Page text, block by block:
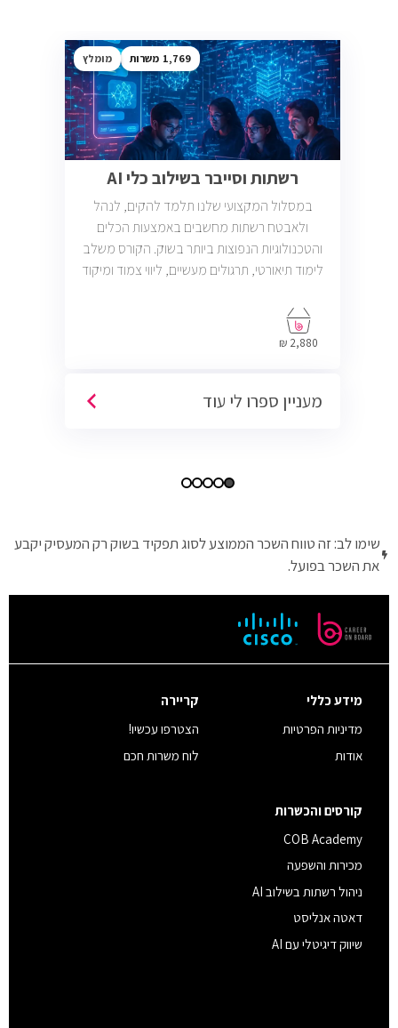
1,769 מומלץ
רשתות וסייבר בשילוב כלי AI
במסלול המקצועי שלנו תלמד להקים, לנהל
ולאבטח רשתות מחשבים באמצעות הכלים
והטכנולוגיות הנפוצות ביותר בשוק. הקורס משלב
לימוד תיאורטי, תרגולים מעשיים, ליווי צמוד ומיקוד
2,880 ₪
מעניין ספרו לי עוד
שימו לב: זה טווח השכר הממוצע לסוג תפקיד בשוק רק המעסיק יקבע
את השכר בפועל.
מידע כללי
מדיניות הפרטיות
אודות
קריירה
הצטרפו עכשיו!
לוח משרות חכם
קורסים והכשרות
COB Academy
מכירות והשפעה
ניהול רשתות בשילוב AI
דאטה אנליסט
שיווק דיגיטלי עם AI